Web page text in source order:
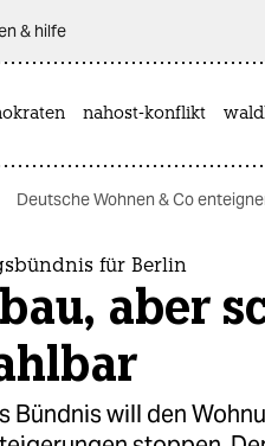
& hilfe
nahost-konflikt
Deutsche Wohnen & Co
für Berlin
aber
Bündnis will den